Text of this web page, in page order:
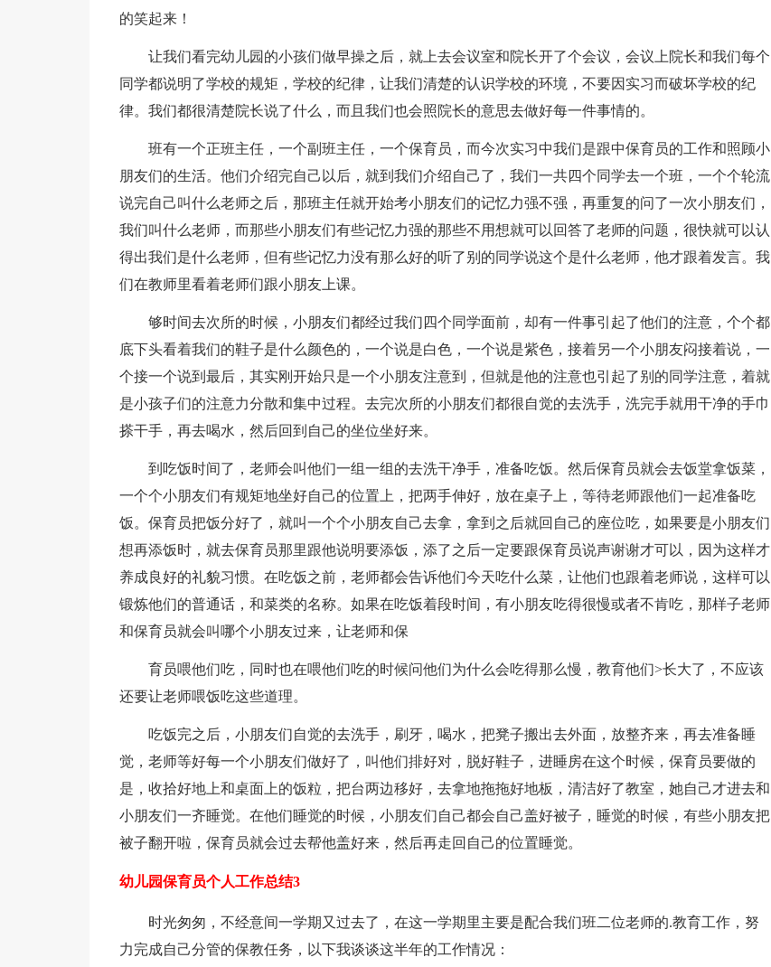
的笑起来！
让我们看完幼儿园的小孩们做早操之后，就上去会议室和院长开了个会议，会议上院长和我们每个
同学都说明了学校的规矩，学校的纪律，让我们清楚的认识学校的环境，不要因实习而破坏学校的纪
律。我们都很清楚院长说了什么，而且我们也会照院长的意思去做好每一件事情的。
班有一个正班主任，一个副班主任，一个保育员，而今次实习中我们是跟中保育员的工作和照顾小
朋友们的生活。他们介绍完自己以后，就到我们介绍自己了，我们一共四个同学去一个班，一个个轮流
说完自己叫什么老师之后，那班主任就开始考小朋友们的记忆力强不强，再重复的问了一次小朋友们，
我们叫什么老师，而那些小朋友们有些记忆力强的那些不用想就可以回答了老师的问题，很快就可以认
得出我们是什么老师，但有些记忆力没有那么好的听了别的同学说这个是什么老师，他才跟着发言。我
们在教师里看着老师们跟小朋友上课。
够时间去次所的时候，小朋友们都经过我们四个同学面前，却有一件事引起了他们的注意，个个都
底下头看着我们的鞋子是什么颜色的，一个说是白色，一个说是紫色，接着另一个小朋友闷接着说，一
个接一个说到最后，其实刚开始只是一个小朋友注意到，但就是他的注意也引起了别的同学注意，着就
是小孩子们的注意力分散和集中过程。去完次所的小朋友们都很自觉的去洗手，洗完手就用干净的手巾
搽干手，再去喝水，然后回到自己的坐位坐好来。
到吃饭时间了，老师会叫他们一组一组的去洗干净手，准备吃饭。然后保育员就会去饭堂拿饭菜，
一个个小朋友们有规矩地坐好自己的位置上，把两手伸好，放在桌子上，等待老师跟他们一起准备吃
饭。保育员把饭分好了，就叫一个个小朋友自己去拿，拿到之后就回自己的座位吃，如果要是小朋友们
想再添饭时，就去保育员那里跟他说明要添饭，添了之后一定要跟保育员说声谢谢才可以，因为这样才
养成良好的礼貌习惯。在吃饭之前，老师都会告诉他们今天吃什么菜，让他们也跟着老师说，这样可以
锻炼他们的普通话，和菜类的名称。如果在吃饭着段时间，有小朋友吃得很慢或者不肯吃，那样子老师
和保育员就会叫哪个小朋友过来，让老师和保
育员喂他们吃，同时也在喂他们吃的时候问他们为什么会吃得那么慢，教育他们>长大了，不应该
还要让老师喂饭吃这些道理。
吃饭完之后，小朋友们自觉的去洗手，刷牙，喝水，把凳子搬出去外面，放整齐来，再去准备睡
觉，老师等好每一个小朋友们做好了，叫他们排好对，脱好鞋子，进睡房在这个时候，保育员要做的
是，收拾好地上和桌面上的饭粒，把台两边移好，去拿地拖拖好地板，清洁好了教室，她自己才进去和
小朋友们一齐睡觉。在他们睡觉的时候，小朋友们自己都会自己盖好被子，睡觉的时候，有些小朋友把
被子翻开啦，保育员就会过去帮他盖好来，然后再走回自己的位置睡觉。
幼儿园保育员个人工作总结3
时光匆匆，不经意间一学期又过去了，在这一学期里主要是配合我们班二位老师的.教育工作，努
力完成自己分管的保教任务，以下我谈谈这半年的工作情况：